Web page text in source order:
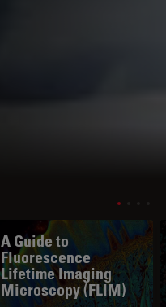
A Guide to
Fluorescence
Lifetime Imaging
Microscopy (FLIM)